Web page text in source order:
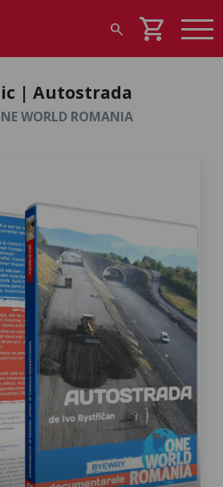
search shopping_cart
| Autostrada
WORLD ROMANIA